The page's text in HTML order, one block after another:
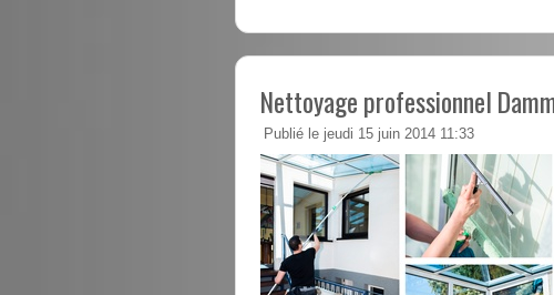
Nettoyage professionnel
Publié le jeudi 15 juin 2014 11:33